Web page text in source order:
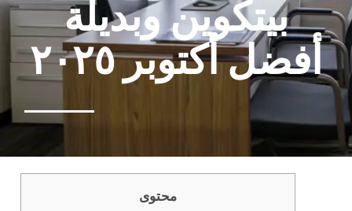
بيتكوين وبديلة
أفضل أكتوبر ٢٠٢٥
محتوى